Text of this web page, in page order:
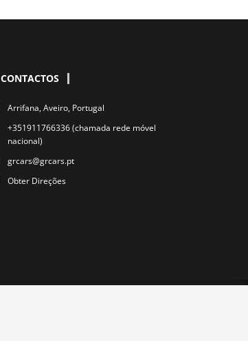
CONTACTOS
Arrifana, Aveiro, Portugal
+351911766336 (chamada rede móvel
nacional)
grcars@grcars.pt
Obter Direções